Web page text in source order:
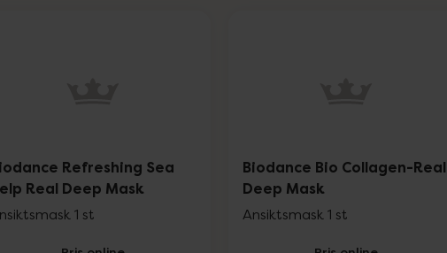
Refreshing Sea
Real Deep Mask
1 st
Biodance Bio Collagen-Real
Deep Mask
Ansiktsmask 1 st